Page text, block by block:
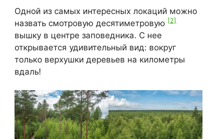
Одной из самых интересных локаций можно
назвать смотровую десятиметровую [2]
вышку в центре заповедника. С нее
открывается удивительный вид: вокруг
только верхушки деревьев на километры
вдаль!